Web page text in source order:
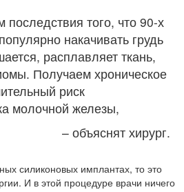
того, что 90-х
накачивать грудь
расплавляет ткань,
Получаем хроническое
риск
молочной железы,
– объяснят хирург.
силиконовых имплантах, то это
И в этой процедуре врачи ничего